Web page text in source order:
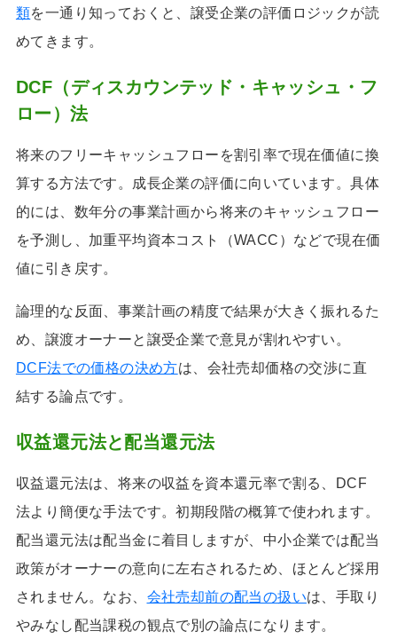
類を一通り知っておくと、譲受企業の評価ロジックが読
めてきます。
DCF（ディスカウンテッド・キャッシュ・フ
ロー）法
将来のフリーキャッシュフローを割引率で現在価値に換
算する方法です。成長企業の評価に向いています。具体
的には、数年分の事業計画から将来のキャッシュフロー
を予測し、加重平均資本コスト（WACC）などで現在価
値に引き戻す。
論理的な反面、事業計画の精度で結果が大きく振れるた
め、譲渡オーナーと譲受企業で意見が割れやすい。
DCF法での価格の決め方は、会社売却価格の交渉に直
結する論点です。
収益還元法と配当還元法
収益還元法は、将来の収益を資本還元率で割る、DCF
法より簡便な手法です。初期段階の概算で使われます。
配当還元法は配当金に着目しますが、中小企業では配当
政策がオーナーの意向に左右されるため、ほとんど採用
されません。なお、 会社売却前の配当の扱いは、手取り
やみなし配当課税の観点で別の論点になります。